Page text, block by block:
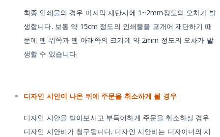
최종 인쇄물의 경우 마지막 재단시에 1~2mm정도의 오차가 발
생합니다. 보통 약 15cm 정도의 인쇄물을 포개어 재단하기 때
문에 맨 위쪽과 맨 아래쪽의 크기에 약 2mm 정도의 오차가 발
생할 수 있습니다.
디자인 시안이 나온 뒤에 주문을 취소하게 될 경우
디자인 시안을 받아보시고 부득이하게 주문을 취소하실 경우
디자인 시안비가 청구됩니다. 디자인 시안비는 디자이너의 시